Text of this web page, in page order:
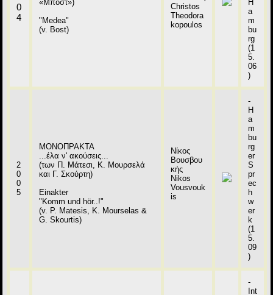
0
4
«Μποστ»)
"Medea"
(v. Bost)
Christos
Theodora
kopoulos
H
a
m
bu
rg
(1
5.
06
)
2
0
0
5
ΜΟΝΟΠΡΑΚΤΑ
...έλα ν' ακούσεις...
(των Π. Μάτεσι, Κ. Μουρσελά
και Γ. Σκούρτη)
Einakter
"Komm und hör..!"
(v. P. Matesis, K. Mourselas &
G. Skourtis)
Νίκος
Βουσβου
κής
Nikos
Vousvouk
is
-
H
a
m
bu
rg
er
S
pr
ec
h
w
er
k
(1
5.
09
)
-
Int